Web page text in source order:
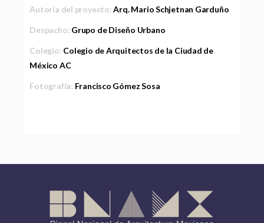
Autoría del proyecto:Arq. Mario Schjetnan Garduño
Despacho: Grupo de Diseño Urbano
Colegio: Colegio de Arquitectos de la Ciudad de
México AC
Fotografía: Francisco Gómez Sosa